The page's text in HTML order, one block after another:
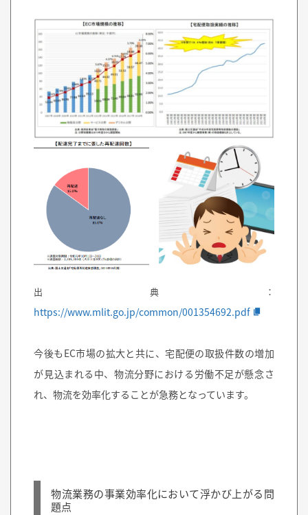
出典：
https://www.mlit.go.jp/common/001354692.pdf
今後もEC市場の拡大と共に、宅配便の取扱件数の増加
が見込まれる中、物流分野における労働不足が懸念さ
れ、物流を効率化することが急務となっています。
物流業務の事業効率化において浮かび上がる問
題点